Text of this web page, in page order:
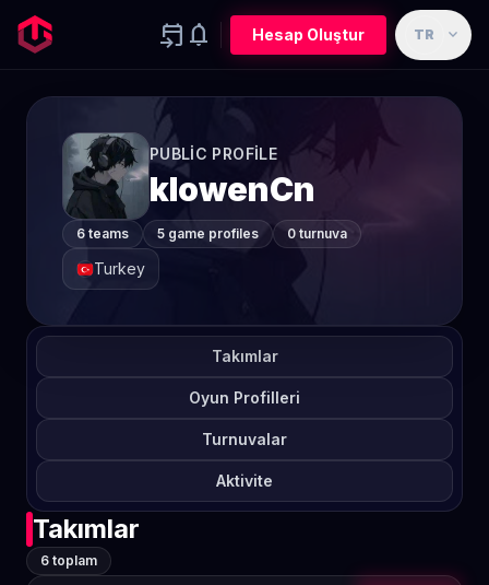
event_upcoming notifications Hesap Oluştur TR expand_more
PUBLIC PROFILE
klowenCn
6 teams 5 game profiles 0 turnuva
Turkey
Takımlar
Oyun Profilleri
Turnuvalar
Aktivite
Takımlar
6 toplam